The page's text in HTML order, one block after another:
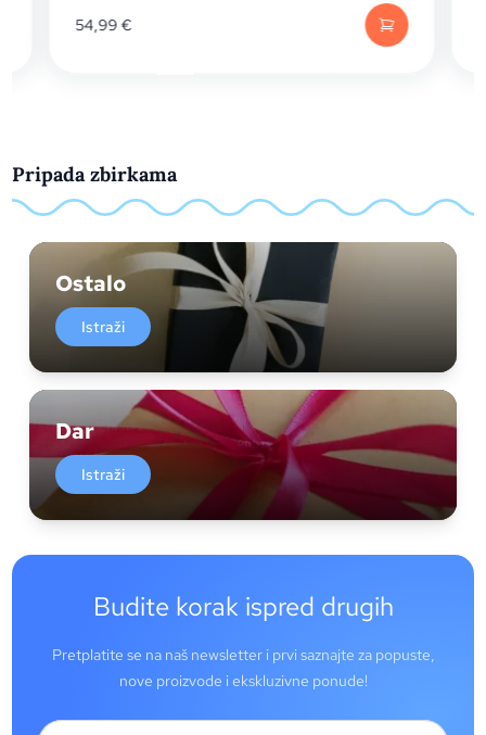
54,99€
Pripada zbirkama
Ostalo
Istraži
Dar
Istraži
Budite korak ispred drugih
Pretplatite se na naš newsletter i prvi saznajte za popuste,
nove proizvode i ekskluzivne ponude!